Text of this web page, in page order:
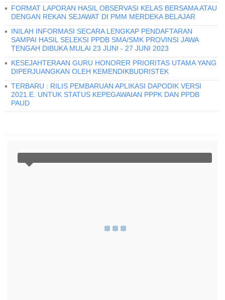
FORMAT LAPORAN HASIL OBSERVASI KELAS BERSAMA ATAU
DENGAN REKAN SEJAWAT DI PMM MERDEKA BELAJAR
INILAH INFORMASI SECARA LENGKAP PENDAFTARAN
SAMPAI HASIL SELEKSI PPDB SMA/SMK PROVINSI JAWA
TENGAH DIBUKA MULAI 23 JUNI - 27 JUNI 2023
KESEJAHTERAAN GURU HONORER PRIORITAS UTAMA YANG
DIPERJUANGKAN OLEH KEMENDIKBUDRISTEK
TERBARU : RILIS PEMBARUAN APLIKASI DAPODIK VERSI
2021.E. UNTUK STATUS KEPEGAWAIAN PPPK DAN PPDB
PAUD